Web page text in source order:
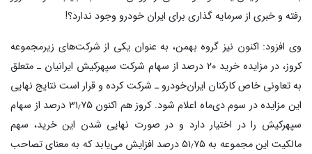
رفته و خبری از سرمایه گذاری برای ایران خودرو وجود ندارد؟!
وی افزود: اکنون نیز گروه بهمن، به‌ عنوان یکی از شرکت‌های زیرمجموعه
کروز، در مزایده خرید ۲۰ درصد از سهام شرکت سپهرکیش ایرانیان ـ متعلق
به تعاونی خاص کارکنان ایران‌خودرو ـ شرکت کرده و قرار است نتایج نهایی
این مزایده در سوم دی‌ماه اعلام شود. کروز هم‌ اکنون ۳۱٫۷۵ درصد از سهام
سپهرکیش را در اختیار دارد و در صورت نهایی شدن این خرید، سهم
مالکیت این مجموعه به ۵۱٫۷۵ درصد افزایش می‌یابد که به معنای تصاحب